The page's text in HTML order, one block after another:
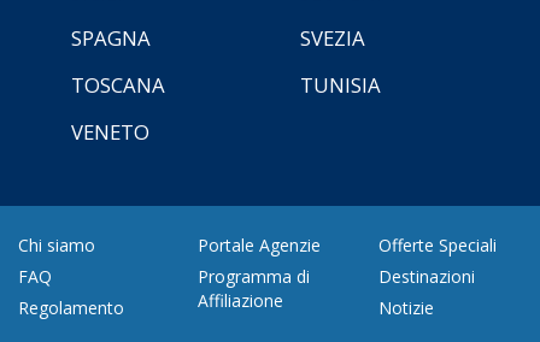
SPAGNA
SVEZIA
TOSCANA
TUNISIA
VENETO
Chi siamo
FAQ
Regolamento
Portale Agenzie
Programma di
Affiliazione
Offerte Speciali
Destinazioni
Notizie